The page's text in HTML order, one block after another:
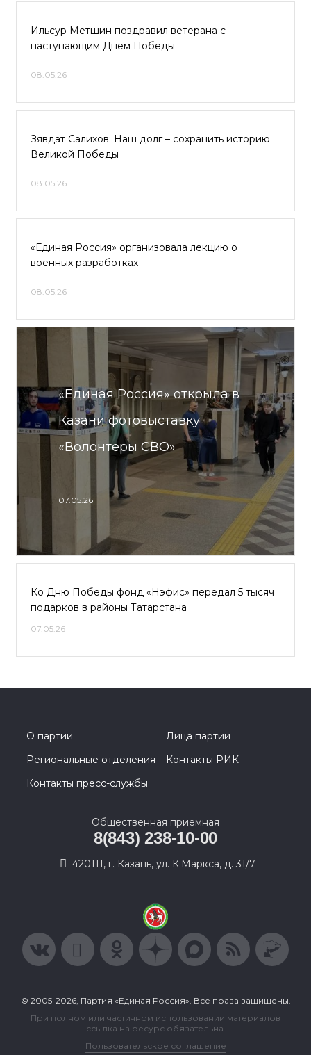
Ильсур Метшин поздравил ветерана с
наступающим Днем Победы
08.05.26
Зявдат Салихов: Наш долг – сохранить историю
Великой Победы
08.05.26
«Единая Россия» организовала лекцию о
военных разработках
08.05.26
«Единая Россия» открыла в
Казани фотовыставку
«Волонтеры СВО»
07.05.26
Ко Дню Победы фонд «Нэфис» передал 5 тысяч
подарков в районы Татарстана
07.05.26
О партии
Лица партии
Региональные отделения
Контакты РИК
Контакты пресс-службы
Общественная приемная
8(843) 238-10-00
420111, г. Казань, ул. К.Маркса, д. 31/7
© 2005-2026, Партия «Единая Россия». Все права защищены.
При полном или частичном использовании материалов
ссылка на ресурс обязательна.
Пользовательское соглашение